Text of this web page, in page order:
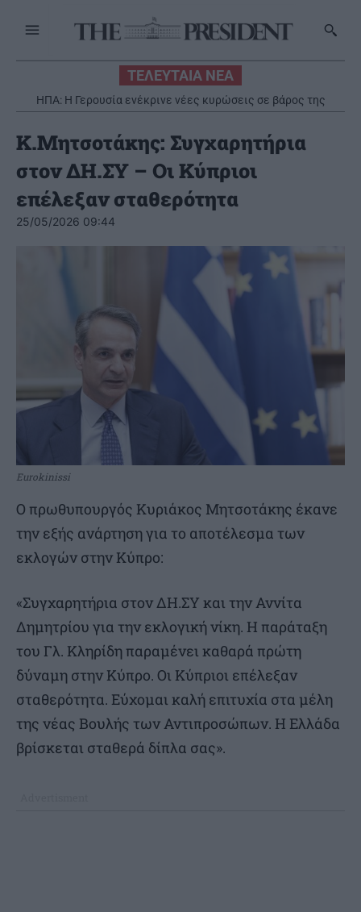
ΤΕΛΕΥΤΑΙΑ ΝΕΑ
ΗΠΑ: Η Γερουσία ενέκρινε νέες κυρώσεις σε βάρος της
Ρωσίας
Κ.Μητσοτάκης: Συγχαρητήρια
στον ΔΗ.ΣΥ – Οι Κύπριοι
επέλεξαν σταθερότητα
25/05/2026 09:44
Eurokinissi
Ο πρωθυπουργός Κυριάκος Μητσοτάκης έκανε
την εξής ανάρτηση για το αποτέλεσμα των
εκλογών στην Κύπρο:
«Συγχαρητήρια στον ΔΗ.ΣΥ και την Αννίτα
Δημητρίου για την εκλογική νίκη. Η παράταξη
του Γλ. Κληρίδη παραμένει καθαρά πρώτη
δύναμη στην Κύπρο. Οι Κύπριοι επέλεξαν
σταθερότητα. Εύχομαι καλή επιτυχία στα μέλη
της νέας Βουλής των Αντιπροσώπων. Η Ελλάδα
βρίσκεται σταθερά δίπλα σας».